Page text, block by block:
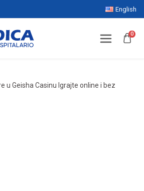
English
0
u Geisha Casinu Igrajte online i bez